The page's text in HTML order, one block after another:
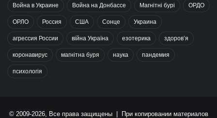
Война в Украине Война на Донбассе Магнітні бурі ОРДО
ОРЛО Россия США Сонце Украина
агрессия России війна Україна езотерика здоров’я
коронавирус магнітна буря наука пандемия
психологія
© 2009-2026, Все права защищены | При копировании материалов